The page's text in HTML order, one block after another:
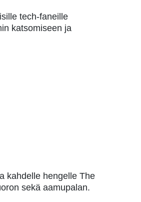
tech-faneille
katsomiseen ja
kahdelle hengelle The
sekä aamupalan.